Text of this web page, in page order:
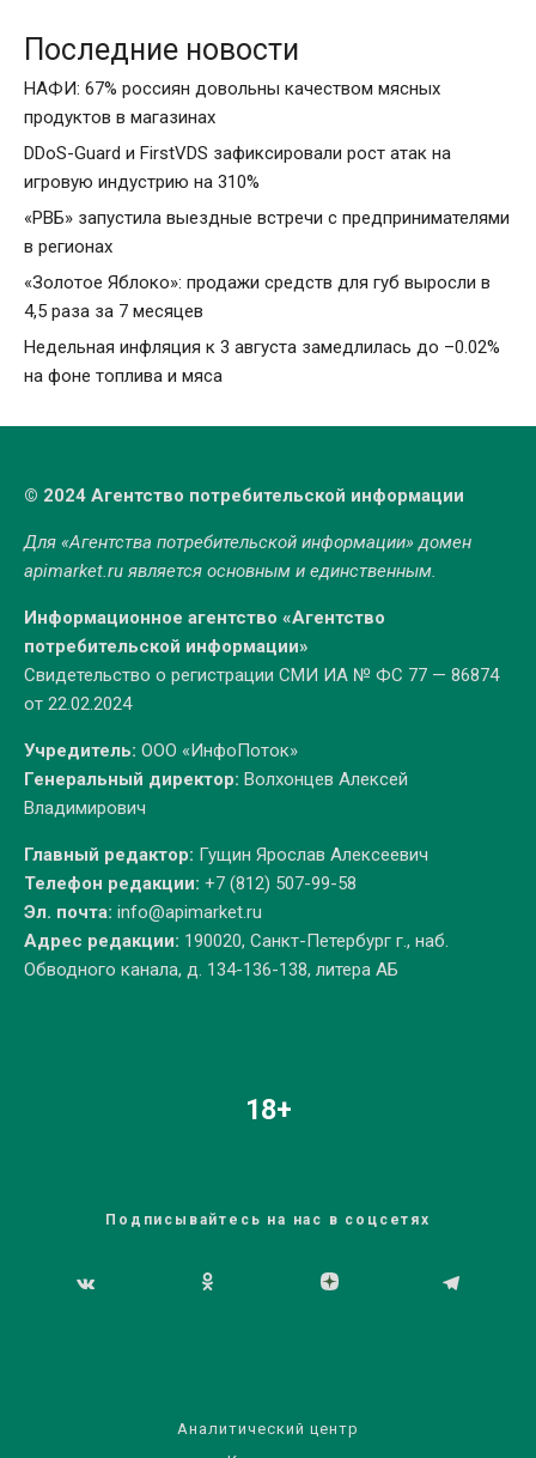
Последние новости
НАФИ: 67% россиян довольны качеством мясных
продуктов в магазинах
DDoS-Guard и FirstVDS зафиксировали рост атак на
игровую индустрию на 310%
«РВБ» запустила выездные встречи с предпринимателями
в регионах
«Золотое Яблоко»: продажи средств для губ выросли в
4,5 раза за 7 месяцев
Недельная инфляция к 3 августа замедлилась до –0.02%
на фоне топлива и мяса
© 2024 Агентство потребительской информации
Для «Агентства потребительской информации» домен
apimarket.ruявляется основным и единственным.
Информационное агентство «Агентство
потребительской информации»
Свидетельство о регистрации СМИ ИА № ФС 77 — 86874
от 22.02.2024
Учредитель: ООО «ИнфоПоток»
Генеральный директор: Волхонцев Алексей
Владимирович
Главный редактор: Гущин Ярослав Алексеевич
Телефон редакции: +7 (812) 507-99-58
Эл. почта: info@apimarket.ru
Адрес редакции: 190020, Санкт-Петербург г., наб.
Обводного канала, д. 134-136-138, литера АБ
18+
Подписывайтесь на нас в соцсетях
Аналитический центр